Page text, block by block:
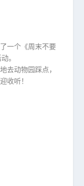
一个《周末不要
。
去动物园踩点，
收听！